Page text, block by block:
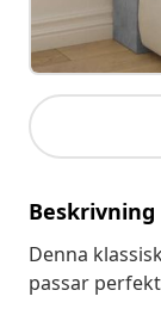
Beskrivning
Denna
passar